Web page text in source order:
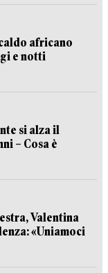
africano
e notti
si alza il
– Cosa è
Valentina
«Uniamoci